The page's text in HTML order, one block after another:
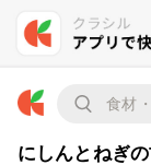
にしんとねぎ